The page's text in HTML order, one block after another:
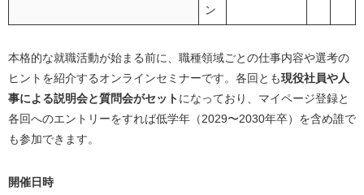
キミスカ｜3種のオファーで企業の本気度がわかり効
率よく活動できる
コナミグループのインターンに関するよくある質問（Q&
A）
ン
本格的な就職活動が始まる前に、職種領域ごとの仕事内容や選考の
ヒントを紹介するオンラインセミナーです。各回とも現役社員や人
事による説明会と質問会がセットになっており、マイページ登録と
各回へのエントリーをすれば低学年（2029〜2030年卒）を含め誰で
も参加できます。
開催日時